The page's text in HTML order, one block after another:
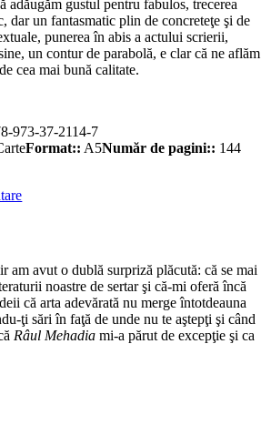
adăugăm gustul pentru fabulos, trecerea
dar un fantasmatic plin de concreteţe şi de
punerea în abis a actului scrierii,
un contur de parabolă, e clar că ne aflăm
cea mai bună calitate.
973-37-2114-7
Format:: A5Număr de pagini:: 144
am avut o dublă surpriză plăcută: că se mai
noastre de sertar şi că-mi oferă încă
că arta adevărată nu merge întotdeauna
ţi sări în faţă de unde nu te aştepţi şi când
Râul Mehadia mi-a părut de excepţie şi ca